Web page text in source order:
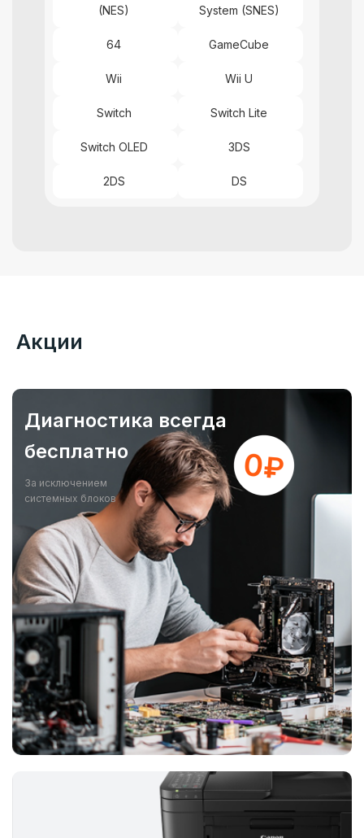
(NES)
System (SNES)
64 GameCube
Wii Wii U
Switch Switch Lite
Switch OLED 3DS
2DS DS
Акции
Диагностика всегда
бесплатно
За исключением
системных блоков